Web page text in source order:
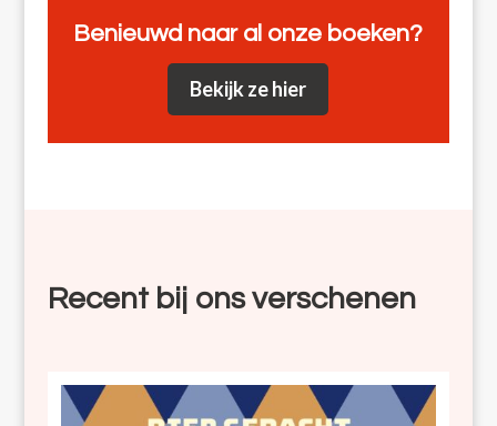
Benieuwd naar al onze boeken?
Bekijk ze hier
Recent bij ons verschenen